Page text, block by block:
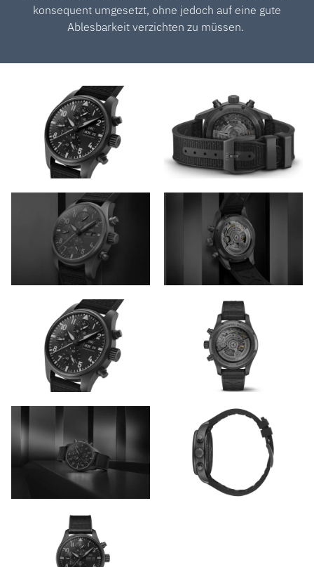
konsequent umgesetzt, ohne jedoch auf eine gute
Ablesbarkeit verzichten zu müssen.